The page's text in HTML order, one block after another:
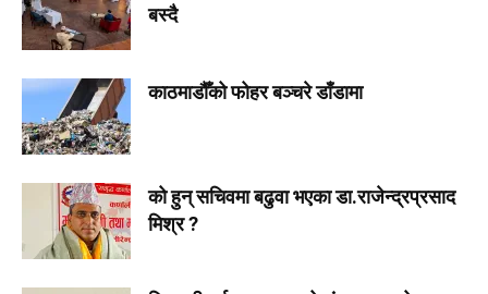
बस्दै
काठमाडौँको फोहर बञ्चरे डाँडामा
को हुन् सचिवमा बढुवा भएका डा.राजेन्द्रप्रसाद
मिश्र ?